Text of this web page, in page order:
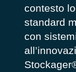
contesto
standard
con